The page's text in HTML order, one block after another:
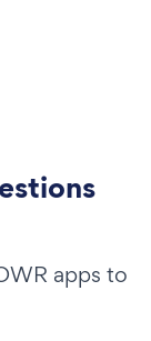
apps to